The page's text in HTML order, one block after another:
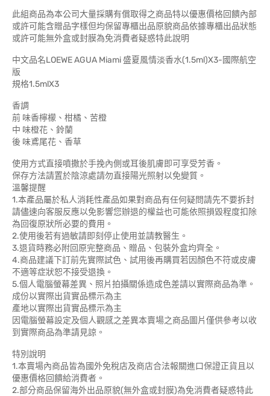
此組商品為本公司大量採購有償取得之商品特以優惠價格回饋內部
或許可能含贈品字樣但均保留專櫃出品原貌商品依據專櫃出品狀態
或許可能無外盒或封膜為免消費者疑惑特此說明
中文品名LOEWE AGUA Miami 盛夏風情淡香水(1.5ml)X3-國際航空
版
規格1.5mlX3
香調
前 味香檸檬、柑橘、苦橙
中 味橙花、鈴蘭
後 味鳶尾花、香草
使用方式直接噴撒於手挽內側或耳後肌膚即可享受芳香。
保存方法請置於陰涼處請勿直接陽光照射以免變質。
溫馨提醒
1.本產品屬於私人消耗性產品如果對商品有任何疑問請先不要拆封
請儘速向客服反應以免影響您辦退的權益也可能依照損毀程度扣除
為回復原狀所必要的費用。
2.使用後若有過敏請即刻停止使用並請教醫生。
3.退貨時務必附回原完整商品、贈品、包裝外盒均齊全。
4.商品建議下訂前先實際試色、試用後再購買若因顏色不符或皮膚
不適等症狀恕不接受退換。
5.個人電腦螢幕差異、照片拍攝關係造成色差請以實際商品為準。
成份以實際出貨實品標示為主
產地以實際出貨實品標示為主
因電腦螢幕設定及個人觀感之差異本賣場之商品圖片僅供參考以收
到實際商品為準請見諒。
特別說明
1.本賣場內商品皆為國外免稅店及商店合法報關進口保證正貨且以
優惠價格回饋給消費者。
2.部分商品保留海外出品原貌(無外盒或封膜)為免消費者疑惑特此